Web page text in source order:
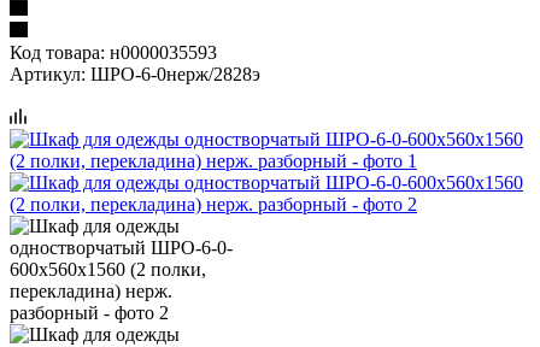
Код товара: н0000035593
Артикул: ШРО-6-0нерж/2828э